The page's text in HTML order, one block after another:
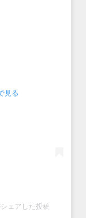
見る
ェアした投稿